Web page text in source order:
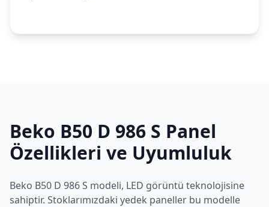
Beko B50 D 986 S Panel
Özellikleri ve Uyumluluk
Beko B50 D 986 S modeli, LED görüntü teknolojisine
sahiptir. Stoklarımızdaki yedek paneller bu modelle